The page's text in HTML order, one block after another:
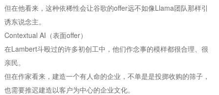
但在他看来，这种依稀性会让谷歌的offer远不如像Llama团队那样引
诱东说念主。
Contextual AI（表面offer）
在Lambert斗殴过的许多初创工中，他们作念事的模样都很合理、很
亲民。
但在作家看来，建造一个有人命的企业，不单是是投掷收购的筛子，
也需要推迟建造以客户为中心的企业文化。